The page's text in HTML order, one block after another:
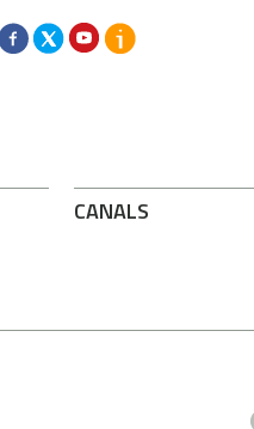
CANALS